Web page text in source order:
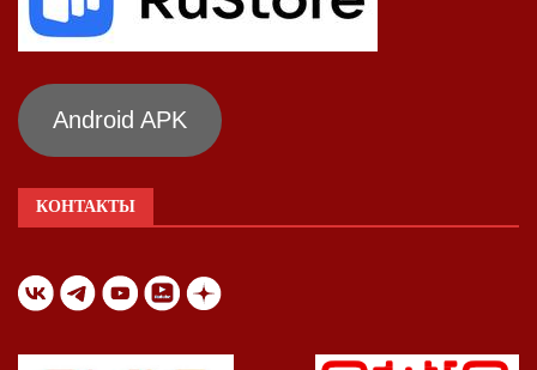
Android APK
КОНТАКТЫ